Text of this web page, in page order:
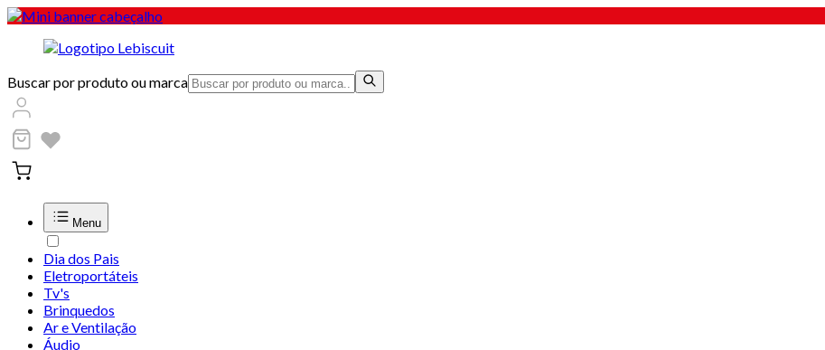
Buscar por produto ou marca
Menu
Dia dos Pais
Eletroportáteis
Tv's
Brinquedos
Ar e Ventilação
Áudio